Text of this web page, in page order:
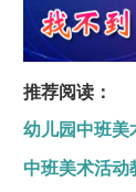
推荐阅读：
幼儿园中班美
中班美术活动